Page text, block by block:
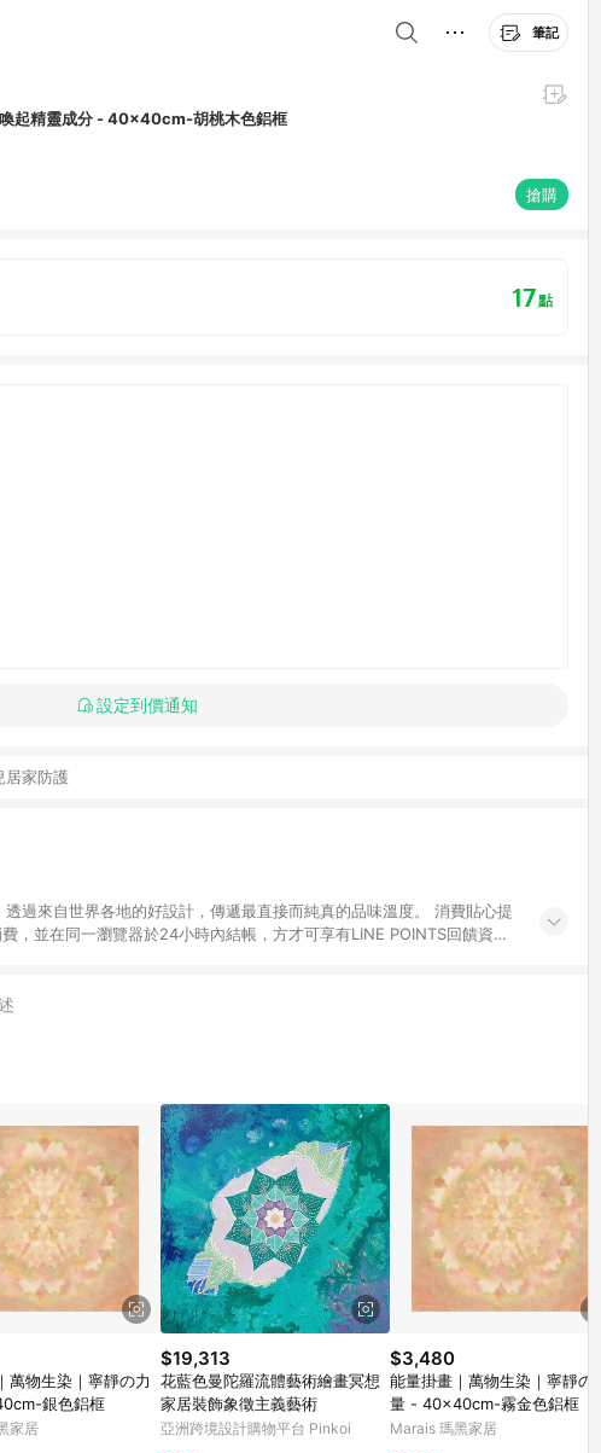
筆記
起精靈成分 - 40x40cm-胡桃木色鋁框
搶購
17點
設定到價通知
居家防護
過來自世界各地的好設計，傳遞最直接而純真的品味溫度。 消費貼心提
，並在同一瀏覽器於24小時內結帳，方才可享有LINE POINTS回饋資
萬物生染｜寧靜の力
銀色鋁框
家居
$19,313
花藍色曼陀羅流體藝術繪畫冥想
家居裝飾象徵主義藝術
亞洲跨境設計購物平台 Pinkoi
$3,480
能量掛畫｜萬物生染｜寧靜の力
量 - 40x40cm-霧金色鋁框
Marais 瑪黑家居